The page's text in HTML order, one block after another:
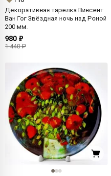
Декоративная тарелка Винсент
Ван Гог Звёздная ночь над Роной
200 мм.
980 ₽
1 440 ₽